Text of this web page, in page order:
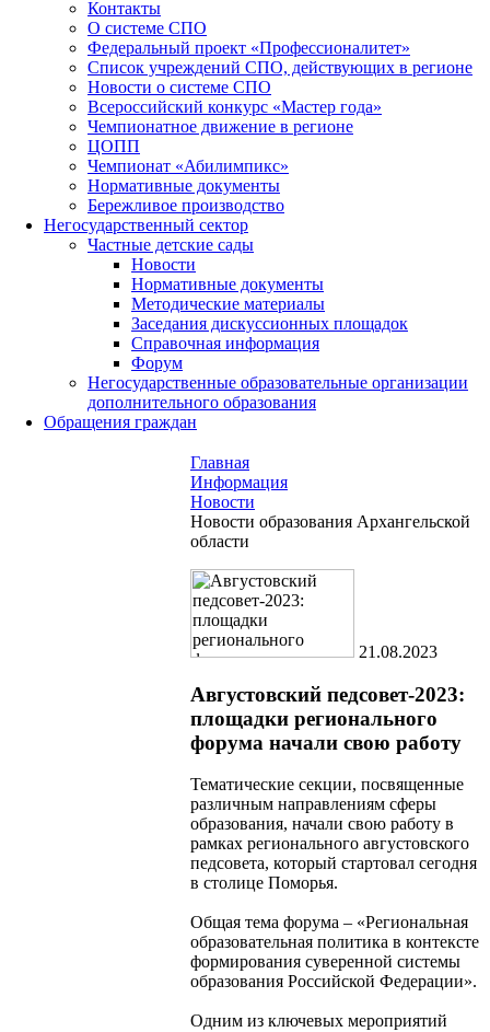
Контакты
О системе СПО
Федеральный проект «Профессионалитет»
Список учреждений СПО, действующих в регионе
Новости о системе СПО
Всероссийский конкурс «Мастер года»
Чемпионатное движение в регионе
ЦОПП
Чемпионат «Абилимпикс»
Нормативные документы
Бережливое производство
Негосударственный сектор
Частные детские сады
Новости
Нормативные документы
Методические материалы
Заседания дискуссионных площадок
Справочная информация
Форум
Негосударственные образовательные организации
дополнительного образования
Обращения граждан
Главная
Информация
Новости
Новости образования Архангельской
области
21.08.2023
Августовский педсовет-2023:
площадки регионального
форума начали свою работу
Тематические секции, посвященные
различным направлениям сферы
образования, начали свою работу в
рамках регионального августовского
педсовета, который стартовал сегодня
в столице Поморья.
Общая тема форума – «Региональная
образовательная политика в контексте
формирования суверенной системы
образования Российской Федерации».
Одним из ключевых мероприятий